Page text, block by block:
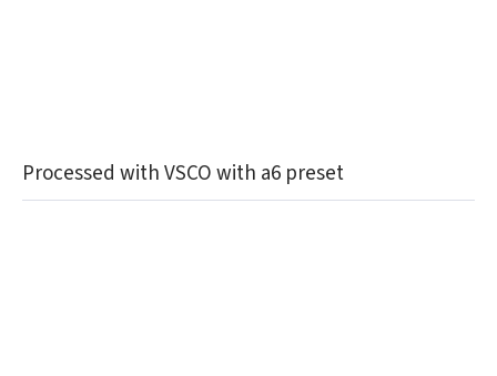
Processed with VSCO with a6 preset